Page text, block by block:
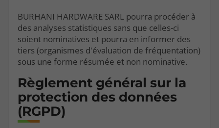
BURHANI HARDWARE SARL pourra procéder à
des analyses statistiques sans que celles-ci
soient nominatives et pourra en informer des
tiers (organismes d'évaluation de fréquentation)
sous une forme résumée et non nominative.
Règlement général sur la
protection des données
(RGPD)